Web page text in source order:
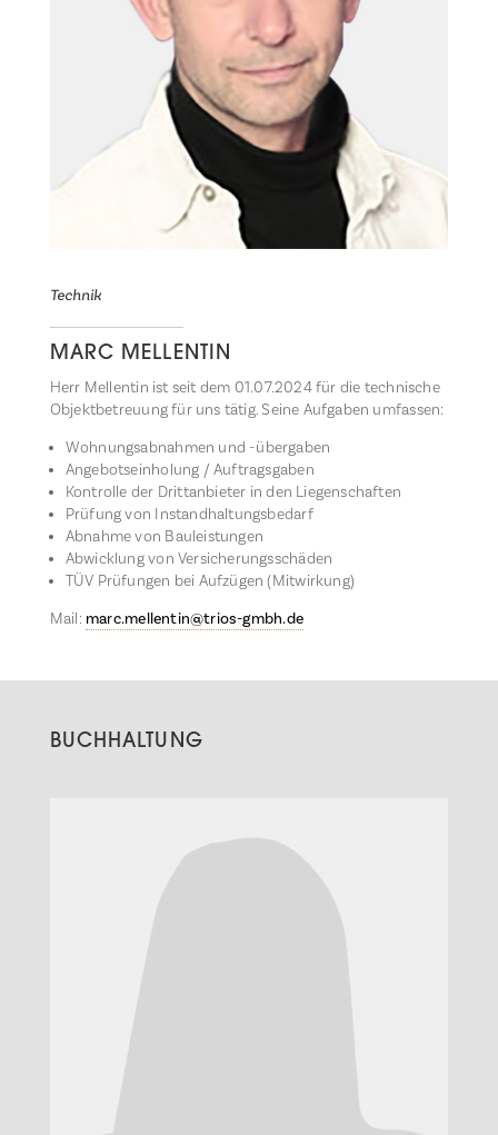
Technik
MARC MELLENTIN
Herr Mellentin ist seit dem 01.07.2024 für die technische
Objektbetreuung für uns tätig. Seine Aufgaben umfassen:
Wohnungsabnahmen und -übergaben
Angebotseinholung / Auftragsgaben
Kontrolle der Drittanbieter in den Liegenschaften
Prüfung von Instandhaltungsbedarf
Abnahme von Bauleistungen
Abwicklung von Versicherungsschäden
TÜV Prüfungen bei Aufzügen (Mitwirkung)
Mail: marc.mellentin@trios-gmbh.de
BUCHHALTUNG